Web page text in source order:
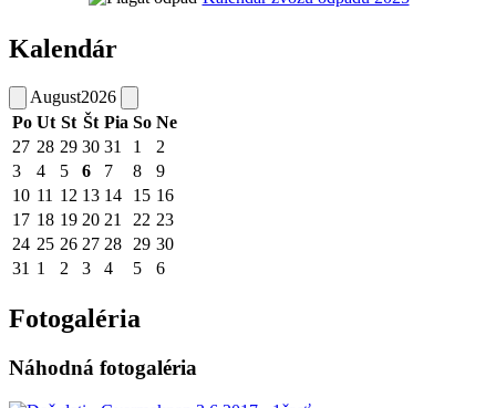
Kalendár
August2026
Po Ut St Št Pia So Ne
27 28 29 30 31 1
2
3
4 5 6 7 8
9
10 11 12 13 14 15 16
17 18 19 20 21 22 23
24 25 26 27 28 29 30
31 1 2 3 4 5 6
Fotogaléria
Náhodná fotogaléria